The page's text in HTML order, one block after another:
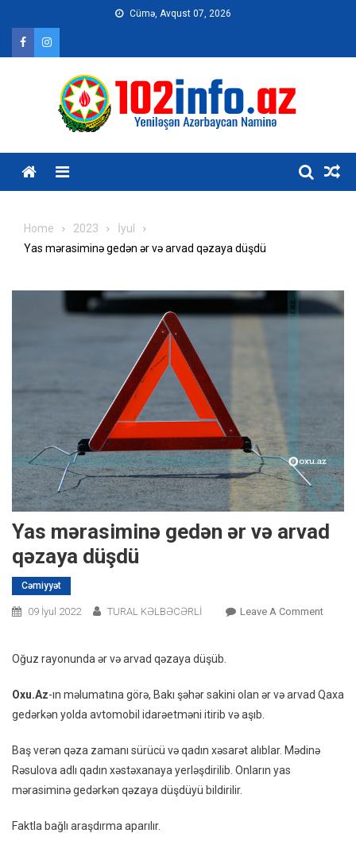
content
Cümə, Avqust 07, 2026
Home 2023
İyul
Yas mərasiminə gedən ər və arvad qəzaya düşdü
Yas mərasiminə gedən ər və arvad
qəzaya düşdü
Cəmiyyət
09 İyul 2022 TURAL KƏLBƏCƏRLİ Leave A CommentOn
Və
Oğuz rayonunda ər və arvad qəzaya düşüb.
Oxu.Az-ın məlumatına görə, Bakı şəhər sakini olan ər və arvad Qaxa
gedərkən yolda avtomobil idarəetməni itirib və aşıb.
Baş verən qəza zamanı sürücü və qadın xəsarət alıblar. Mədinə
Rəsulova adlı qadın xəstəxanaya yerləşdirilib. Onların yas
mərasiminə gedərkən qəzaya düşdüyü bildirilir.
Faktla bağlı araşdırma aparılır.